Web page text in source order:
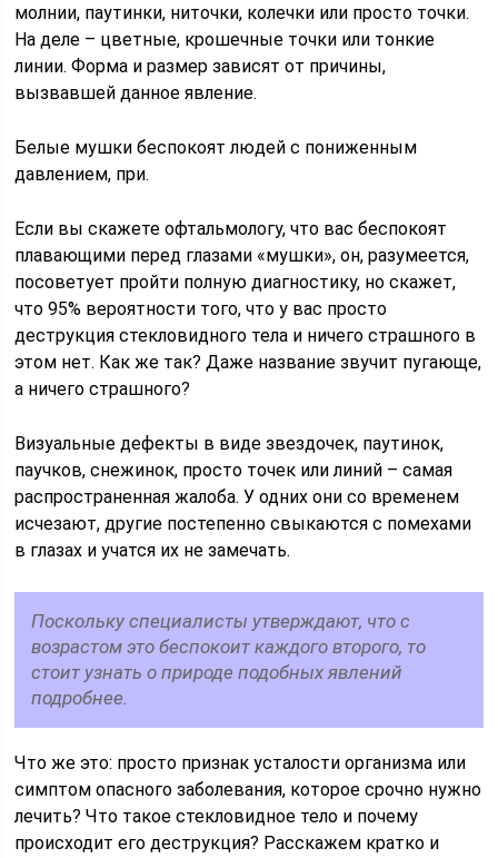
молнии, паутинки, ниточки, колечки или просто точки.
На деле – цветные, крошечные точки или тонкие
линии. Форма и размер зависят от причины,
вызвавшей данное явление.
Белые мушки беспокоят людей с пониженным
давлением, при.
Если вы скажете офтальмологу, что вас беспокоят
плавающими перед глазами «мушки», он, разумеется,
посоветует пройти полную диагностику, но скажет,
что 95% вероятности того, что у вас просто
деструкция стекловидного тела и ничего страшного в
этом нет. Как же так? Даже название звучит пугающе,
а ничего страшного?
Визуальные дефекты в виде звездочек, паутинок,
паучков, снежинок, просто точек или линий – самая
распространенная жалоба. У одних они со временем
исчезают, другие постепенно свыкаются с помехами
в глазах и учатся их не замечать.
Поскольку специалисты утверждают, что с
возрастом это беспокоит каждого второго, то
стоит узнать о природе подобных явлений
подробнее.
Что же это: просто признак усталости организма или
симптом опасного заболевания, которое срочно нужно
лечить? Что такое стекловидное тело и почему
происходит его деструкция? Расскажем кратко и